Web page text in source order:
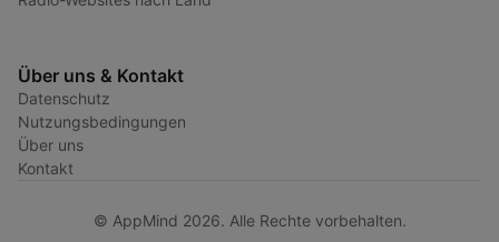
Über uns & Kontakt
Datenschutz
Nutzungsbedingungen
Über uns
Kontakt
© AppMind 2026. Alle Rechte vorbehalten.